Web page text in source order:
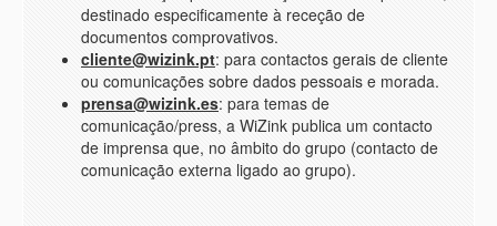
destinado especificamente à receção de
documentos comprovativos.
cliente@wizink.pt: para contactos gerais de cliente
ou comunicações sobre dados pessoais e morada.
prensa@wizink.es: para temas de
comunicação/press, a WiZink publica um contacto
de imprensa que, no âmbito do grupo (contacto de
comunicação externa ligado ao grupo).